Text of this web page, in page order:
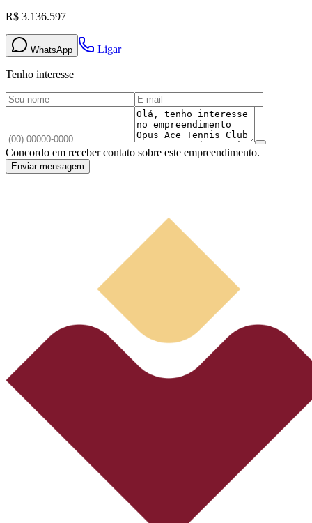
R$ 3.136.597
WhatsApp Ligar
Tenho interesse
Concordo em receber contato sobre este empreendimento.
Enviar mensagem